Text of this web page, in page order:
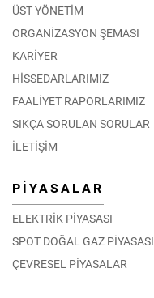
ÜST YÖNETİM
ORGANİZASYON ŞEMASI
KARİYER
HİSSEDARLARIMIZ
FAALİYET RAPORLARIMIZ
SIKÇA SORULAN SORULAR
İLETİŞİM
PİYASALAR
ELEKTRİK PİYASASI
SPOT DOĞAL GAZ PİYASASI
ÇEVRESEL PİYASALAR